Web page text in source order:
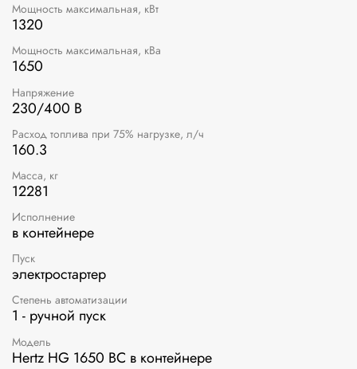
Мощность максимальная, кВт
1320
Мощность максимальная, кВа
1650
Напряжение
230/400 В
Расход топлива при 75% нагрузке, л/ч
160.3
Масса, кг
12281
Исполнение
в контейнере
Пуск
электростартер
Степень автоматизации
1 - ручной пуск
Модель
Hertz HG 1650 BC в контейнере